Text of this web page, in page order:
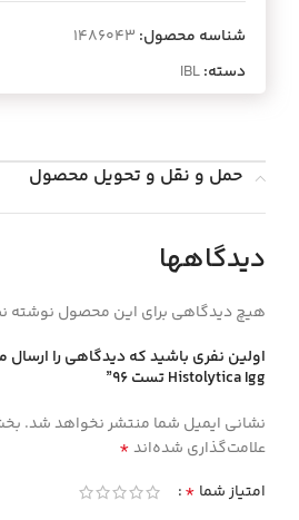
شناسه محصول: 1486043
دسته:IBL
حمل و نقل و تحویل محصول
دیدگاهها
هیچ دیدگاهی برای این محصول نوشته
Histolytica Igg تست 96”
نشانی ایمیل شما منتشر نخواهد شد.
علامت‌گذاری شده‌اند*
امتیاز شما *